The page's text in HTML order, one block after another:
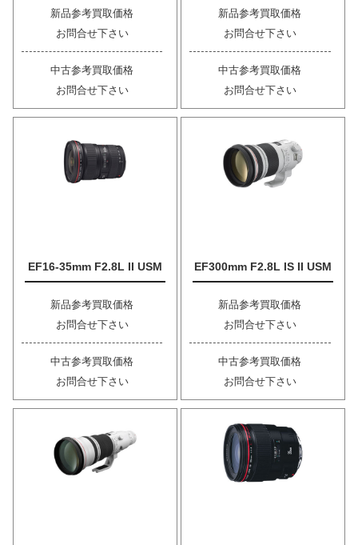
新品参考買取価格
お問合せ下さい
中古参考買取価格
お問合せ下さい
新品参考買取価格
お問合せ下さい
中古参考買取価格
お問合せ下さい
EF16-35mm F2.8L II USM
新品参考買取価格
お問合せ下さい
中古参考買取価格
お問合せ下さい
EF300mm F2.8L IS II USM
新品参考買取価格
お問合せ下さい
中古参考買取価格
お問合せ下さい